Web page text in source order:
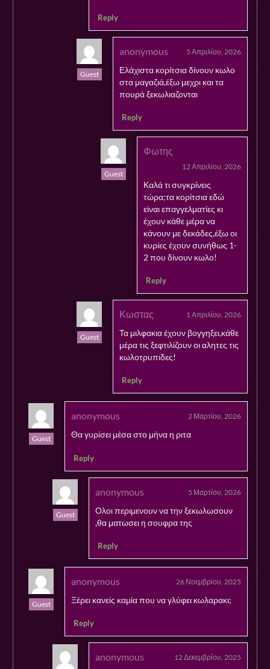
Reply
Guest
anonymous 5 Απριλίου, 2026
Ελάχιστα κορίτσια δίνουν κωλο
στα μαγαζιά,έξω μεχρι και τα
πουρά ξεκωλιαζονται
Reply
Guest
Φωτης
12 Απριλίου, 2026
Καλά τι συγκρίνεις
τώρα;τα κορίτσια εδώ
είναι επαγγελματίες κι
έχουν κάθε μέρα να
κάνουν με δεκάδες,έξω οι
κυρίες έχουν συνήθως 1-
2 που δίνουν κωλο!
Reply
Guest
Κωστας 1 Απριλίου, 2026
Τα μιλφακια έχουν βογγηξει,κάθε
μέρα τις ξεφτιλίζουν οι αλητες τις
κωλοτρυπιδες!
Reply
Guest
anonymous 2 Μαρτίου, 2026
Θα γυρίσει μέσα στο μήνα η ριτα
Reply
Guest
anonymous 5 Μαρτίου, 2026
Ολοι περιμενουν να την ξεκωλωσουν
,θα ματωσει η σουφρα της
Reply
Guest
anonymous 26 Νοεμβρίου, 2025
Ξέρει κανείς καμία που να γλύφει κωλαρακι;
Reply
anonymous 12 Δεκεμβρίου, 2025